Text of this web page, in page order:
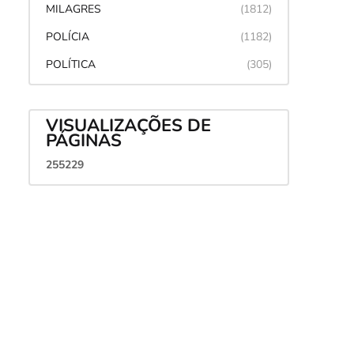
MILAGRES
(1812)
POLÍCIA
(1182)
POLÍTICA
(305)
VISUALIZAÇÕES DE
PÁGINAS
255229